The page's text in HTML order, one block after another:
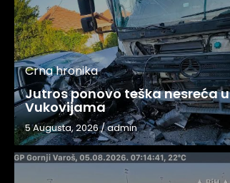
Crna hronika
Jutros ponovo teška nesreća u
Vukovijama
5 Augusta, 2026/admin